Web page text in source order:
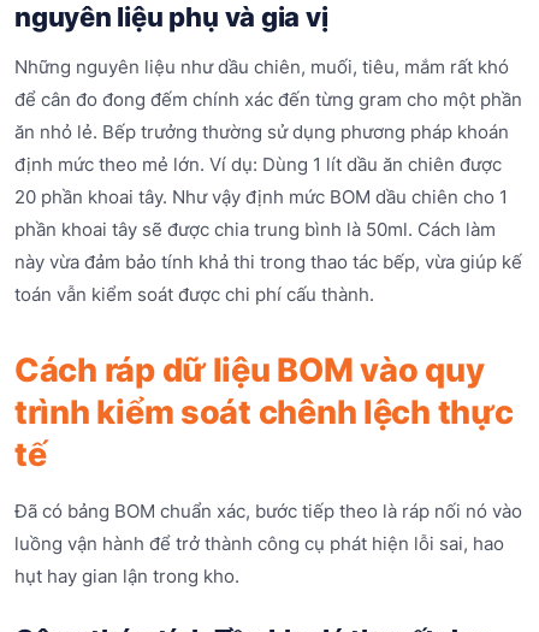
nguyên liệu phụ và gia vị
Những nguyên liệu như dầu chiên, muối, tiêu, mắm rất khó
để cân đo đong đếm chính xác đến từng gram cho một phần
ăn nhỏ lẻ. Bếp trưởng thường sử dụng phương pháp khoán
định mức theo mẻ lớn. Ví dụ: Dùng 1 lít dầu ăn chiên được
20 phần khoai tây. Như vậy định mức BOM dầu chiên cho 1
phần khoai tây sẽ được chia trung bình là 50ml. Cách làm
này vừa đảm bảo tính khả thi trong thao tác bếp, vừa giúp kế
toán vẫn kiểm soát được chi phí cấu thành.
Cách ráp dữ liệu BOM vào quy
trình kiểm soát chênh lệch thực
tế
Đã có bảng BOM chuẩn xác, bước tiếp theo là ráp nối nó vào
luồng vận hành để trở thành công cụ phát hiện lỗi sai, hao
hụt hay gian lận trong kho.